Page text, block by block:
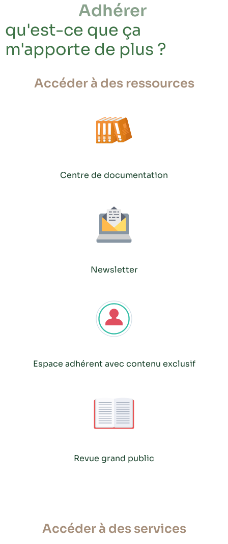
Adhérer
qu'est-ce que ça
m'apporte de plus ?
Accéder à des ressources
Centre de documentation
Newsletter
Espace adhérent avec contenu exclusif
Revue grand public
Accéder à des services